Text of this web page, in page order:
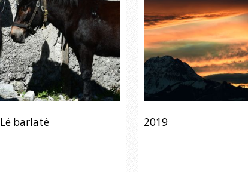
Lé barlatè 2019